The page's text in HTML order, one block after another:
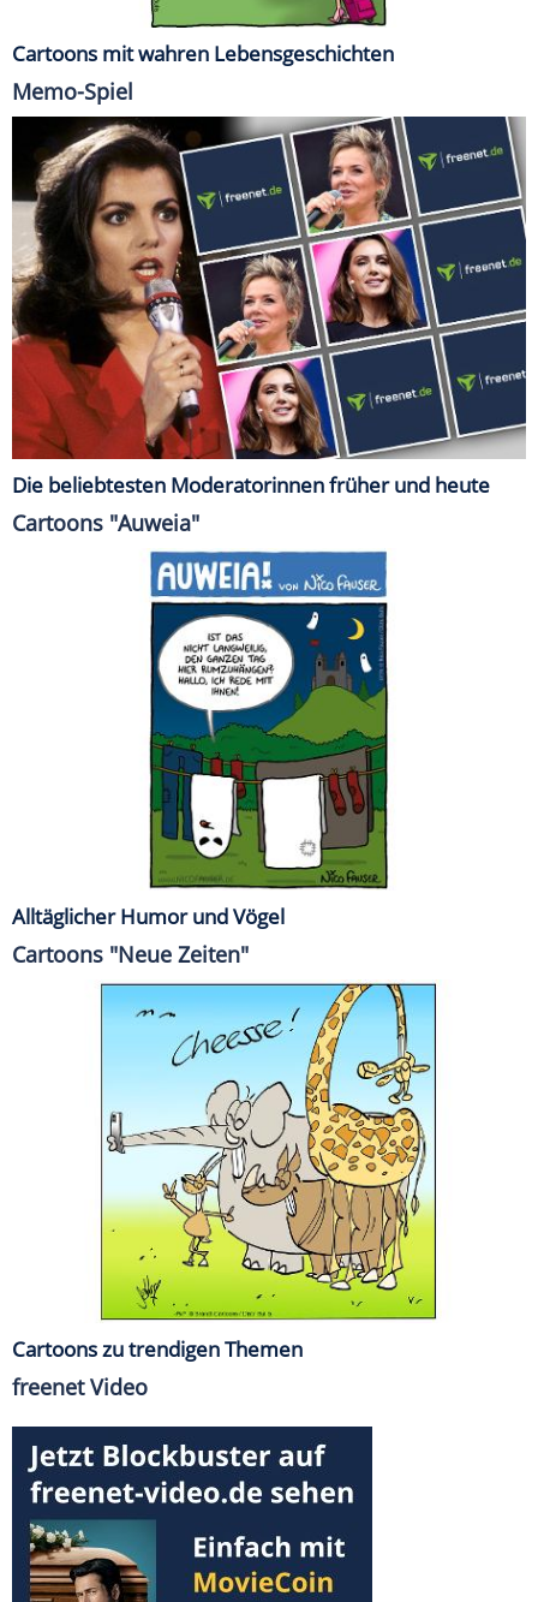
Cartoons mit wahren Lebensgeschichten
Memo-Spiel
Die beliebtesten Moderatorinnen früher und heute
Cartoons "Auweia"
Alltäglicher Humor und Vögel
Cartoons "Neue Zeiten"
Cartoons zu trendigen Themen
freenet Video